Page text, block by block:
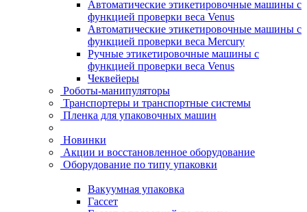
Автоматические этикетировочные машины с
функцией проверки веса Venus
Автоматические этикетировочные машины с
функцией проверки веса Mercury
Ручные этикетировочные машины с
функцией проверки веса Venus
Чеквейеры
Роботы-манипуляторы
Транспортеры и транспортные системы
Пленка для упаковочных машин
Новинки
Акции и восстановленное оборудование
Оборудование по типу упаковки
Вакуумная упаковка
Гассет